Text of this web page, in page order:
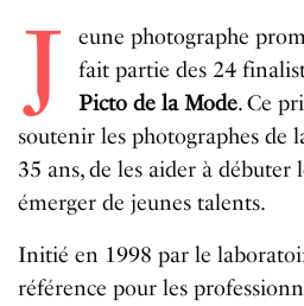
J eune photographe
fait partie des 24
Picto de la Mode. Ce
soutenir les photographes de
35 ans, de les aider à
émerger de jeunes talents.
Initié en 1998 par le
référence pour les